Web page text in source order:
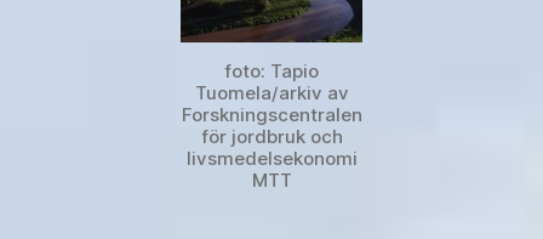
foto: Tapio
Tuomela/arkiv av
Forskningscentralen
för jordbruk och
livsmedelsekonomi
MTT